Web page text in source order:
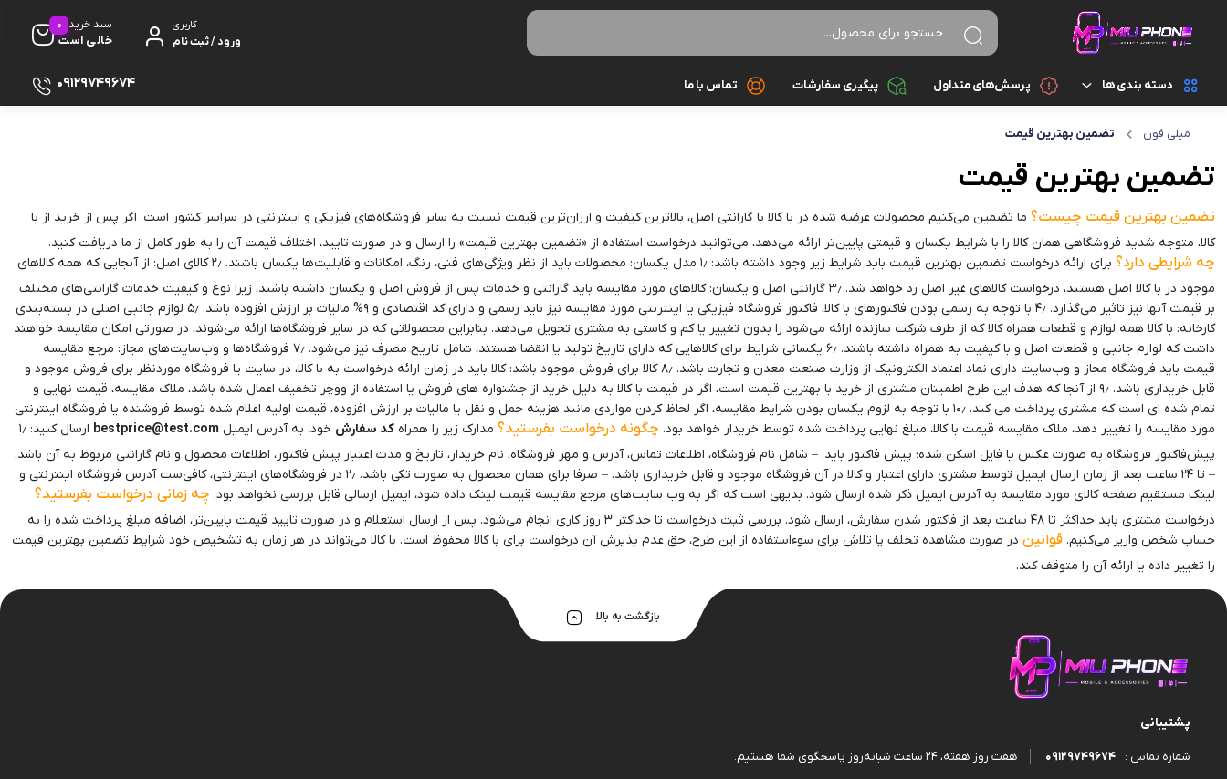
کاربری
ورود / ثبت نام
سبد خرید
خالی است
0
دسته بندی ها
تجهیزات جانبی
تبدیل و رابط
سایر تجهیزات جانبی
شارژ و آداپتور
قاب و گارد
مونوپاد و سه پایه
میکروفون
هندزفری و هدفون
هولدر و پایه نگهدارنده
تجهیزات جانبی کامپیوتر و ذخیره سازی
قطعات موبایل
گجت هوشمند
موبایل
پرسش‌های متداول پیگیری سفارشات تماس با ما 09129749674
میلی فون تضمین بهترین قیمت
تضمین بهترین قیمت
تضمین بهترین قیمت چیست؟ ما تضمین می‌کنیم محصولات عرضه شده در با کالا با گارانتی اصل، بالاترین کیفیت و ارزان‌ترین قیمت نسبت به سایر فروشگاه‌های فیزیکی و اینترنتی در سراسر کشور است. اگر پس از خرید از با
کالا، متوجه شدید فروشگاهی همان کالا را با شرایط یکسان و قیمتی پایین‌تر ارائه می‌دهد، می‌توانید درخواست استفاده از «تضمین بهترین قیمت» را ارسال و در صورت تایید، اختلاف قیمت آن را به طور کامل از ما دریافت کنید.
چه شرایطی دارد؟
برای ارائه درخواست تضمین بهترین قیمت باید شرایط زیر وجود داشته باشد: ۱٫ مدل یکسان: محصولات باید از نظر ویژگی‌های فنی، رنگ، امکانات و قابلیت‌ها یکسان باشند. ۲٫ کالای اصل: از آنجایی که همه کالاهای
موجود در با کالا اصل هستند، درخواست کالاهای غیر اصل رد خواهد شد. ۳٫ گارانتی اصل و یکسان: کالاهای مورد مقایسه باید گارانتی و خدمات پس از فروش اصل و یکسان داشته باشند، زیرا نوع و کیفیت خدمات گارانتی‌های مختلف
بر قیمت آنها نیز تاثیر می‌گذارد. ۴٫ با توجه به رسمی بودن فاکتورهای با کالا، فاکتور فروشگاه فیزیکی یا اینترنتی مورد مقایسه نیز باید رسمی و دارای کد اقتصادی و ۹% مالیات بر ارزش افزوده باشد. ۵٫ لوازم جانبی اصلی در بسته‌بندی
کارخانه: با کالا همه لوازم و قطعات همراه کالا که از طرف شرکت سازنده ارائه می‌شود را بدون تغییر یا کم و کاستی به مشتری تحویل می‌دهد. بنابراین محصولاتی که در سایر فروشگاه‌ها ارائه می‌شوند، در صورتی امکان مقایسه خواهند
داشت که لوازم جانبی و قطعات اصل و با کیفیت به همراه داشته باشند. ۶٫ یکسانی شرایط برای کالاهایی که دارای تاریخ تولید یا انقضا هستند، شامل تاریخ مصرف نیز می‌شود. ۷٫ فروشگاه‌ها و وب‌سایت‌های مجاز: مرجع مقایسه
قیمت باید فروشگاه مجاز و وب‌سایت دارای نماد اعتماد الکترونیک از وزارت صنعت معدن و تجارت باشد. ۸٫ کالا برای فروش موجود باشد: کالا باید در زمان ارائه درخواست به با کالا، در سایت یا فروشگاه موردنظر برای فروش موجود و
قابل خریداری باشد. ۹٫ از آنجا که هدف این طرح اطمینان مشتری از خرید با بهترین قیمت است، اگر در قیمت با کالا به دلیل خرید از جشنواره های فروش یا استفاده از ووچر تخفیف اعمال شده باشد، ملاک مقایسه، قیمت نهایی و
تمام شده ای است که مشتری پرداخت می کند. ۱۰٫ با توجه به لزوم یکسان بودن شرایط مقایسه، اگر لحاظ کردن مواردی مانند هزینه حمل و نقل یا مالیات بر ارزش افزوده، قیمت اولیه اعلام شده توسط فروشنده یا فروشگاه اینترنتی
مورد مقایسه را تغییر دهد، ملاک مقایسه قیمت با کالا، مبلغ نهایی پرداخت شده توسط خریدار خواهد بود. چگونه درخواست بفرستید؟ مدارک زیر را همراه کد سفارش خود، به آدرس ایمیل bestprice@test.com
ارسال کنید: ۱٫
پیش‌فاکتور فروشگاه به صورت عکس یا فایل اسکن شده؛ پیش فاکتور باید: – شامل نام فروشگاه، اطلاعات تماس، آدرس و مهر فروشگاه، نام خریدار، تاریخ و مدت اعتبار پیش فاکتور، اطلاعات محصول و نام گارانتی مربوط به آن باشد.
– تا ۲۴ ساعت بعد از زمان ارسال ایمیل توسط مشتری دارای اعتبار و کالا در آن فروشگاه موجود و قابل خریداری باشد. – صرفا برای همان محصول به صورت تکی باشد. ۲٫ در فروشگاه‌های اینترنتی، کافی‌ست آدرس فروشگاه اینترنتی و
لینک مستقیم صفحه کالای مورد مقایسه به آدرس ایمیل ذکر شده ارسال شود. بدیهی است که اگر به وب سایت‌های مرجع مقایسه قیمت لینک داده شود، ایمیل ارسالی قابل بررسی نخواهد بود. چه زمانی درخواست بفرستید؟
درخواست مشتری باید حداکثر تا ۴۸ ساعت بعد از فاکتور شدن سفارش، ارسال شود. بررسی ثبت درخواست تا حداکثر ۳ روز کاری انجام می‌شود. پس از ارسال استعلام و در صورت تایید قیمت پایین‌تر، اضافه مبلغ پرداخت شده را به
حساب شخص واریز می‌کنیم. قوانین در صورت مشاهده تخلف یا تلاش برای سوءاستفاده از این طرح، حق عدم پذیرش آن درخواست برای با کالا محفوظ است. با کالا می‌تواند در هر زمان به تشخیص خود شرایط تضمین بهترین قیمت
را تغییر داده یا ارائه آن را متوقف کند.
بازگشت به بالا
پشتیبانی
شماره تماس : 09129749674 هفت روز هفته، ۲۴ ساعت شبانه‌روز پاسخگوی شما هستیم.